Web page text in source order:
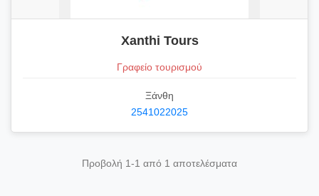
Xanthi Tours
Γραφείο τουρισμού
Ξάνθη
2541022025
Προβολή 1-1 από 1 αποτελέσματα